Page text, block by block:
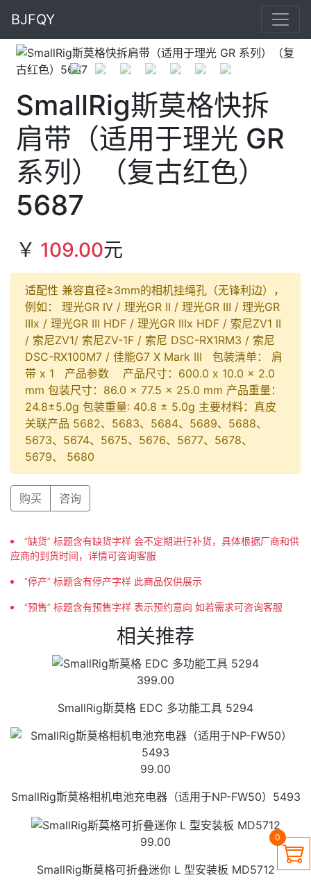
BJFQY

0
Previous
SmallRig斯莫格快拆
肩带（适用于理光 GR
系列）（复古红色）
5687
￥ 109.00元
适配性 兼容直径≥3mm的相机挂绳孔（无锋利边），
例如： 理光GR IV / 理光GR II / 理光GR III / 理光GR
IIIx / 理光GR III HDF / 理光GR IIIx HDF / 索尼ZV1 II
/ 索尼ZV1/ 索尼ZV-1F / 索尼 DSC-RX1RM3 / 索尼
DSC-RX100M7 / 佳能G7 X Mark III 包装清单： 肩
带 x 1 产品参数 产品尺寸：600.0 x 10.0 x 2.0
mm 包装尺寸：86.0 × 77.5 × 25.0 mm 产品重量：
24.8±5.0g 包装重量: 40.8 ± 5.0g 主要材料：真皮
关联产品 5682、5683、5684、5689、5688、
5673、5674、5675、5676、5677、5678、
5679、 5680
购买 咨询
“缺货” 标题含有缺货字样 会不定期进行补货，具体根据厂商和供
应商的到货时间，详情可咨询客服
“停产” 标题含有停产字样 此商品仅供展示
“预售” 标题含有预售字样 表示预约意向 如若需求可咨询客服
相关推荐
399.00
SmallRig斯莫格 EDC 多功能工具 5294
99.00
SmallRig斯莫格相机电池充电器（适用于NP-FW50）5493
99.00
SmallRig斯莫格可折叠迷你 L 型安装板 MD5712